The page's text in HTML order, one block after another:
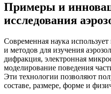
Примеры и
исследования
Современная наука
и методов для изучения
дифракция, электронная
моделирование поведения
Эти технологии позволяют
составе, размере, форме и